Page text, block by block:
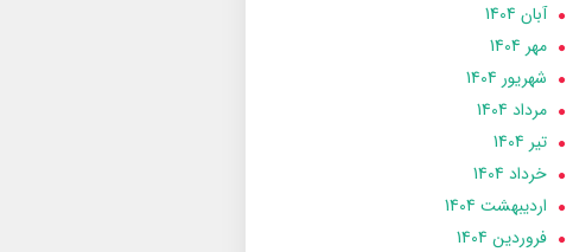
آبان 1404
مهر 1404
شهریور 1404
مرداد 1404
تير 1404
خرداد 1404
ارديبهشت 1404
فروردین 1404